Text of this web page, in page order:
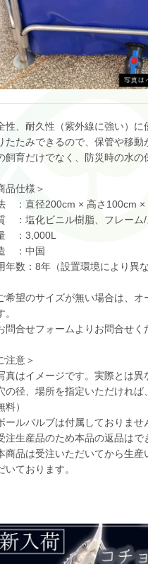
性、耐久性（紫外線に強い）に
たたみできるので、保管や移動
飼育だけでなく、防災時の水の
品仕様＞
：直径200cm × 高さ100cm
：塩化ビニル樹脂、フレーム/
：3,000L
：中国
年数：8年（設置環境により異な
希望のサイズが無い場合は、オ
。
合せフォームよりお問合せく
注意＞
真はイメージです。実際とは異
の径、場所を指定いただければ
料）
ールバルブは付属しておりませ
注生産品のため本品の返品はで
商品は受注いただいてから生産
いております。